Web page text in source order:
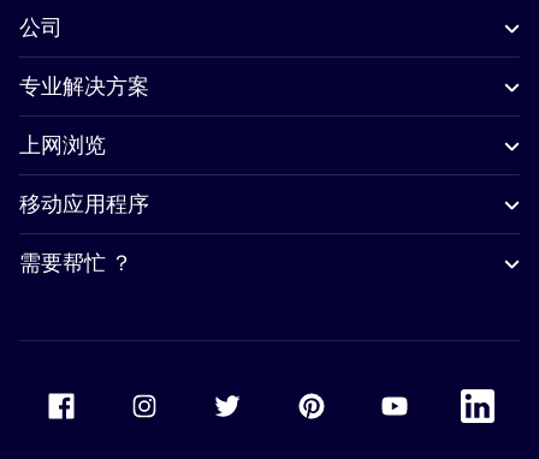
公司
专业解决方案
上网浏览
移动应用程序
需要帮忙 ？
Accor Facebook Accor TwitterAccor PinterestAccor Youtube
Accor